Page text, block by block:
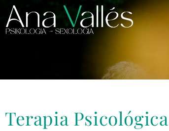
Terapia Psicológica